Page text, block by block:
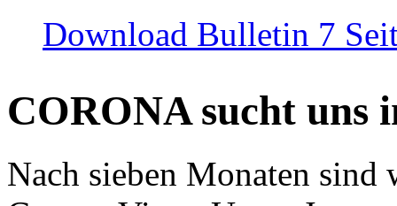
Download Bulletin 7
CORONA sucht uns
Nach sieben Monaten